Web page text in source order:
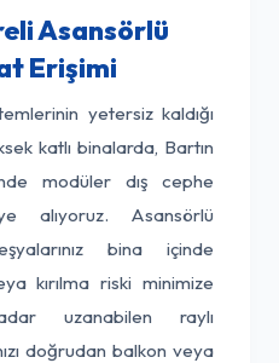
Asansörlü
Erişimi
yetersiz kaldığı
katlı binalarda, Bartın
modüler dış cephe
alıyoruz. Asansörlü
bina içinde
kırılma riski minimize
uzanabilen raylı
doğrudan balkon veya